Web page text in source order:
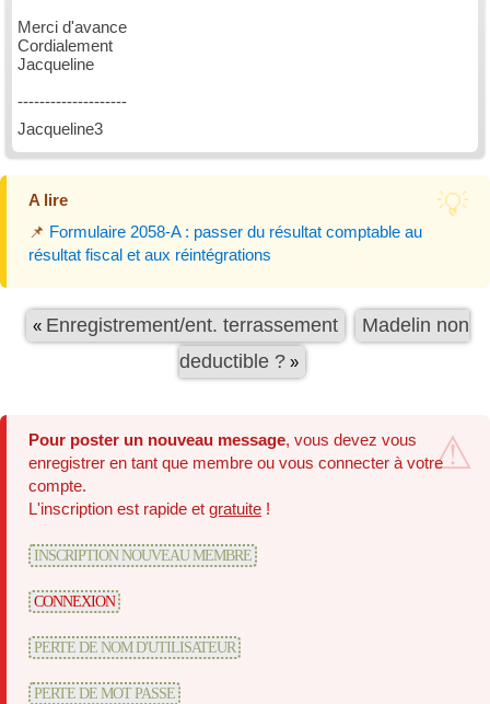
Merci d'avance
Cordialement
Jacqueline
--------------------
Jacqueline3
A lire
📌 Formulaire 2058-A : passer du résultat comptable au
résultat fiscal et aux réintégrations
« Enregistrement/ent. terrassement
Madelin non
deductible ? »
Pour poster un nouveau message, vous devez vous
enregistrer en tant que membre ou vous connecter à votre
compte.
L'inscription est rapide et gratuite !
INSCRIPTION NOUVEAU MEMBRE
CONNEXION
PERTE DE NOM D'UTILISATEUR
PERTE DE MOT PASSE